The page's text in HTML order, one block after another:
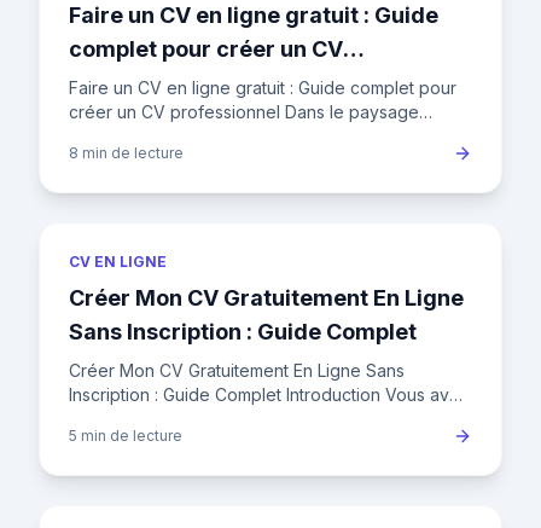
Faire un CV en ligne gratuit : Guide
complet pour créer un CV
professionnel
Faire un CV en ligne gratuit : Guide complet pour
créer un CV professionnel Dans le paysage
recruteur ne consacre en
8 min de lecture
CV EN LIGNE
Créer Mon CV Gratuitement En Ligne
Sans Inscription : Guide Complet
Créer Mon CV Gratuitement En Ligne Sans
Inscription : Guide Complet Introduction Vous avez
par où commencer ? Cré
5 min de lecture